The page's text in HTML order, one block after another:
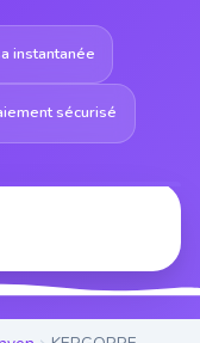
instantanée
sécurisé